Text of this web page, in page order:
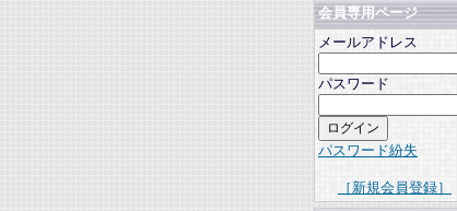
会員専用ページ
メールアドレス
パスワード
パスワード紛失
［新規会員登録］